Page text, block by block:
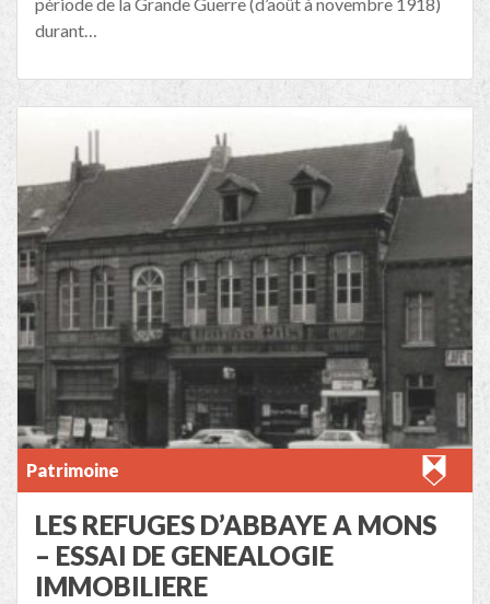
période de la Grande Guerre (d’août à novembre 1918)
durant…
Patrimoine
LES REFUGES D’ABBAYE A MONS
– ESSAI DE GENEALOGIE
IMMOBILIERE